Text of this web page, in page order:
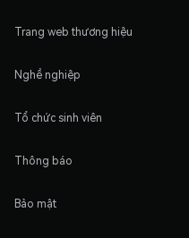
Trang web thương hiệu
Nghề nghiệp
Tổ chức sinh viên
Thông báo
Bảo mật